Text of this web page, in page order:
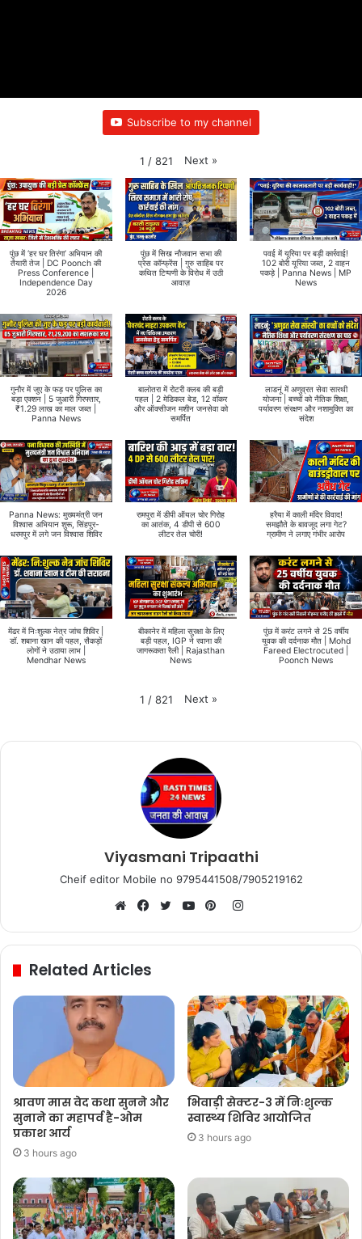
Subscribe to my channel
1 / 821 Next »
पुंछ में ‘हर घर तिरंगा’ अभियान की
तैयारी तेज | DC Poonch की
Press Conference |
Independence Day
2026
पुंछ में सिख नौजवान सभा की
प्रेस कॉन्फ्रेंस | गुरु साहिब पर
कथित टिप्पणी के विरोध में उठी
आवाज़
पवई में यूरिया पर बड़ी कार्रवाई!
102 बोरी यूरिया जब्त, 2 वाहन
पकड़े | Panna News | MP
News
गुनौर में जुए के फड़ पर पुलिस का
बड़ा एक्शन | 5 जुआरी गिरफ्तार,
₹1.29 लाख का माल जब्त |
Panna News
बालोतरा में रोटरी क्लब की बड़ी
पहल | 2 मेडिकल बेड, 12 वॉकर
और ऑक्सीजन मशीन जनसेवा को
समर्पित
लाडनूं में अणुव्रत सेवा सारथी
योजना | बच्चों को नैतिक शिक्षा,
पर्यावरण संरक्षण और नशामुक्ति का
संदेश
Panna News: मुख्यमंत्री जन
विश्वास अभियान शुरू, सिंहपुर-
धरमपुर में लगे जन विश्वास शिविर
रामपुरा में डीपी ऑयल चोर गिरोह
का आतंक, 4 डीपी से 600
लीटर तेल चोरी!
हरैया में काली मंदिर विवाद!
समझौते के बावजूद लगा गेट?
ग्रामीण ने लगाए गंभीर आरोप
मेंढर में निःशुल्क नेत्र जांच शिविर |
डॉ. शबाना खान की पहल, सैकड़ों
लोगों ने उठाया लाभ |
Mendhar News
बीकानेर में महिला सुरक्षा के लिए
बड़ी पहल, IGP ने रवाना की
जागरूकता रैली | Rajasthan
News
पुंछ में करंट लगने से 25 वर्षीय
युवक की दर्दनाक मौत | Mohd
Fareed Electrocuted |
Poonch News
1 / 821 Next »
Viyasmani Tripaathi
Cheif editor Mobile no 9795441508/7905219162
Instagram
Related Articles
श्रावण मास वेद कथा सुनने और
सुनाने का महापर्व है-ओम
प्रकाश आर्य
3 hours ago
भिवाड़ी सेक्टर-3 में निःशुल्क
स्वास्थ्य शिविर आयोजित
3 hours ago